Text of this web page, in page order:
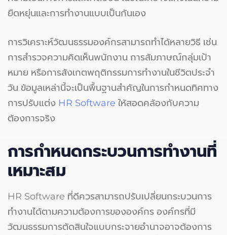
ยืดหยุ่นและการทำงานแบบเป็นกันเอง
การวิเคราะห์วัฒนธรรมองค์กรสามารถทำได้หลายวิธี เช่น
การสำรวจความคิดเห็นพนักงาน การสัมภาษณ์กลุ่มเป้า
หมาย หรือการสังเกตพฤติกรรมการทำงานในชีวิตประจำ
วัน ข้อมูลเหล่านี้จะเป็นพื้นฐานสำคัญในการกำหนดทิศทาง
การปรับแต่ง HR Software ให้สอดคล้องกับความ
ต้องการจริง
การกำหนดกระบวนการทำงานที่
เหมาะสม
HR Software ที่ดีควรสามารถปรับเปลี่ยนกระบวนการ
ทำงานได้ตามความต้องการขององค์กร องค์กรที่มี
วัฒนธรรมการตัดสินใจแบบกระจายอำนาจอาจต้องการ